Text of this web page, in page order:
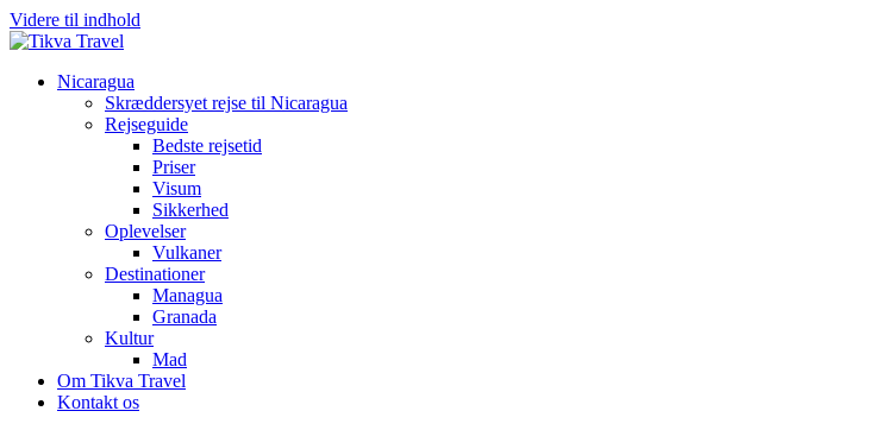
Videre til indhold
Nicaragua
Skræddersyet rejse til Nicaragua
Rejseguide
Bedste rejsetid
Priser
Visum
Sikkerhed
Oplevelser
Vulkaner
Destinationer
Managua
Granada
Kultur
Mad
Om Tikva Travel
Kontakt os